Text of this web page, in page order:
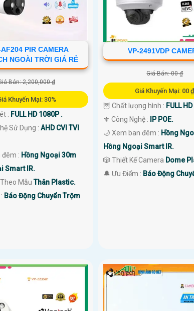
PIR CAMERA
NGOÀI TRỜI GIÁ RẺ
Bán: 2,200,000 ₫
Khuyến Mại: 30%
: FULL HD 1080P .
Sử Dụng :AHD CVI TVI
: Hồng Ngoại 30m
Smart IR.
MẫuThân Plastic.
Báo Động Chuyển Trộm
VP-2491VDP
Giá Bán: 00 ₫
Giá Khuyến Mại: 00 ₫
🦉 Chất lượng hình : FULL
⚜️ Công Nghệ :
IP POE.
🌙 Xem ban đêm : Hồng
Hồng Ngoại Smart IR.
🎲 Thiết Kế Camera Dome
️🔔 Ưu Điểm : Báo Động